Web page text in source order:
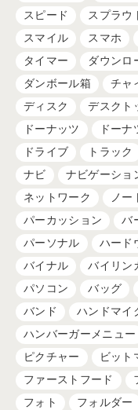
スピード
スプラウ
スマイル
スマホ
タイマー
ダウンロ
ダンボール箱
チャ
ディスク
デスクト
ドーナッツ
ドーナ
ドライブ
トラック
ナビ
ナビゲーショ
ネットワーク
ノー
パーカッション
バ
パーソナル
ハード
バイナル
バイリン
パソコン
バッグ
バンド
ハンドマイ
ハンバーガーメニュー
ピクチャー
ビット
ファーストフード
フォト
フォルダー